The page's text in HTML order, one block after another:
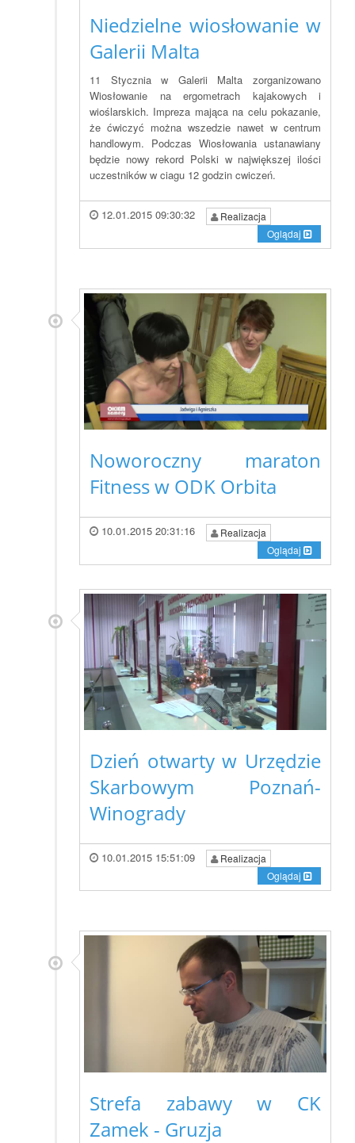
Niedzielne wiosłowanie w
Galerii Malta
11 Stycznia w Galerii Malta zorganizowano
Wiosłowanie na ergometrach kajakowych i
wioślarskich. Impreza mająca na celu pokazanie,
że ćwiczyć można wszedzie nawet w centrum
handlowym. Podczas Wiosłowania ustanawiany
będzie nowy rekord Polski w największej ilości
uczestników w ciagu 12 godzin cwiczeń.
12.01.2015 09:30:32
Realizacja
Oglądaj
Noworoczny maraton
Fitness w ODK Orbita
10.01.2015 20:31:16
Realizacja
Oglądaj
Dzień otwarty w Urzędzie
Skarbowym Poznań-
Winogrady
10.01.2015 15:51:09
Realizacja
Oglądaj
Strefa zabawy w CK
Zamek - Gruzja